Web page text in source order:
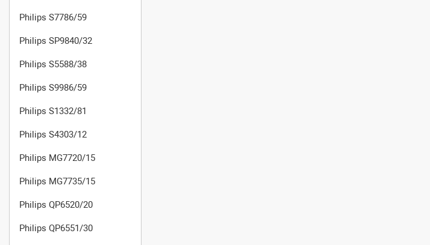
Philips S7786/59
Philips SP9840/32
Philips S5588/38
Philips S9986/59
Philips S1332/81
Philips S4303/12
Philips MG7720/15
Philips MG7735/15
Philips QP6520/20
Philips QP6551/30